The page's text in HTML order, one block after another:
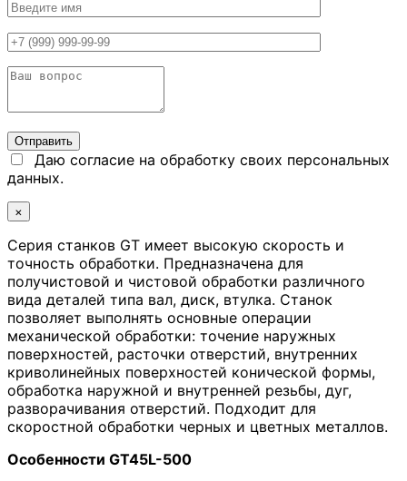
Даю согласие на обработку своих персональных
данных.
×
Серия станков GT имеет высокую скорость и
точность обработки. Предназначена для
получистовой и чистовой обработки различного
вида деталей типа вал, диск, втулка. Станок
позволяет выполнять основные операции
механической обработки: точение наружных
поверхностей, расточки отверстий, внутренних
криволинейных поверхностей конической формы,
обработка наружной и внутренней резьбы, дуг,
разворачивания отверстий. Подходит для
скоростной обработки черных и цветных металлов.
Особенности GT45L-500